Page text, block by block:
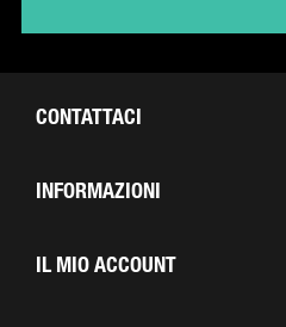
CONTATTACI
INFORMAZIONI
IL MIO ACCOUNT